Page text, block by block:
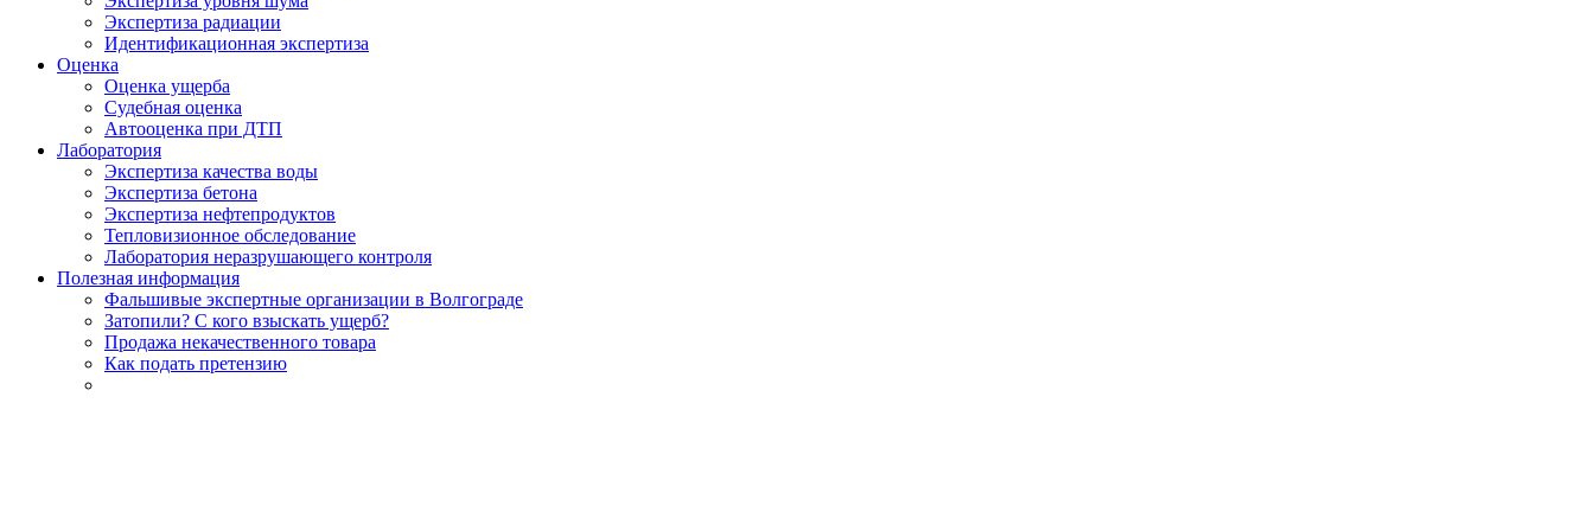
Экспертиза радиации
Идентификационная экспертиза
Оценка
Оценка ущерба
Судебная оценка
Автооценка при ДТП
Лаборатория
Экспертиза качества воды
Экспертиза бетона
Экспертиза нефтепродуктов
Тепловизионное обследование
Лаборатория неразрушающего контроля
Полезная информация
Фальшивые экспертные организации в Волгограде
Затопили? С кого взыскать ущерб?
Продажа некачественного товара
Как подать претензию